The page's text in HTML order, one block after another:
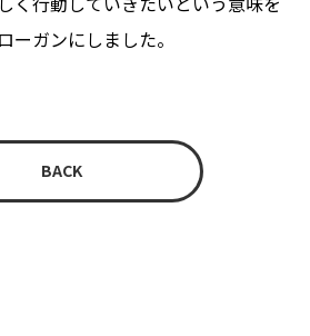
ーガンにしました。
BACK